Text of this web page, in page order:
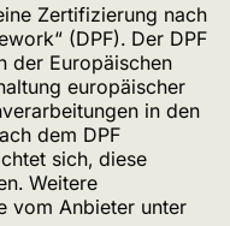
Zertifizierung nach
(DPF). Der DPF
der Europäischen
europäischer
in den
dem DPF
sich, diese
Weitere
vom Anbieter unter